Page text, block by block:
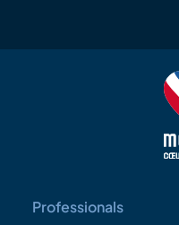
Professionals